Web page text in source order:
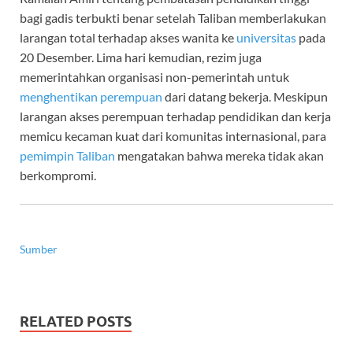
bagi gadis terbukti benar setelah Taliban memberlakukan
larangan total terhadap akses wanita ke universitas pada
20 Desember. Lima hari kemudian, rezim juga
memerintahkan organisasi non-pemerintah untuk
menghentikan perempuan dari datang bekerja. Meskipun
larangan akses perempuan terhadap pendidikan dan kerja
memicu kecaman kuat dari komunitas internasional, para
pemimpin Taliban mengatakan bahwa mereka tidak akan
berkompromi.
Sumber
RELATED POSTS